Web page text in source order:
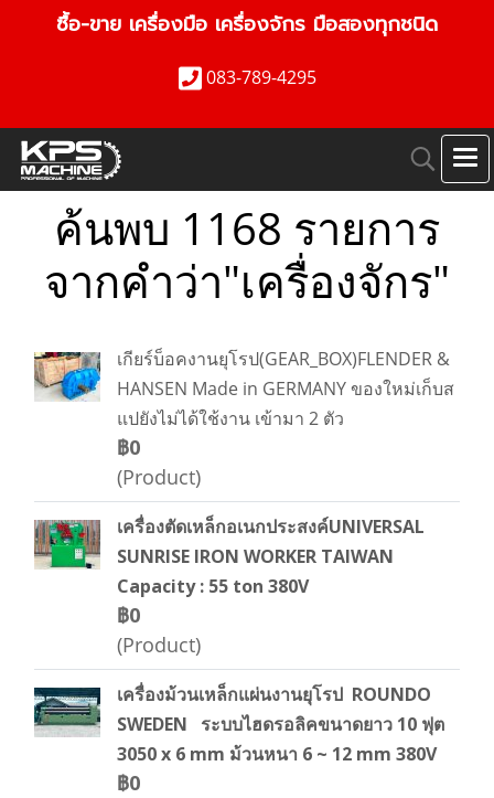
ซื้อ-ขาย เครื่องมือ เครื่องจักร มือสองทุกชนิด
083-789-4295
ค้นพบ 1168 รายการ
จากคำว่า"เครื่องจักร"
เกียร์บ็อคงานยุโรป(GEAR_BOX)FLENDER &
HANSEN Made in GERMANY ของใหม่เก็บส
แปยังไม่ได้ใช้งาน เข้ามา 2 ตัว
฿0
(Product)
เครื่องตัดเหล็กอเนกประสงค์UNIVERSAL
SUNRISE IRON WORKER TAIWAN
Capacity : 55 ton 380V
฿0
(Product)
เครื่องม้วนเหล็กแผ่นงานยุโรป ROUNDO
SWEDEN ระบบไฮดรอลิคขนาดยาว 10 ฟุต
3050 x 6 mm ม้วนหนา 6 ~ 12 mm 380V
฿0